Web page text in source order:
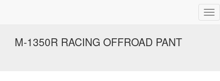
M-1350R RACING OFFROAD PANT